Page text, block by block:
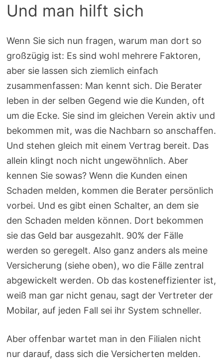
Und man hilft sich
Wenn Sie sich nun fragen, warum man dort so
großzügig ist: Es sind wohl mehrere Faktoren,
aber sie lassen sich ziemlich einfach
zusammenfassen: Man kennt sich. Die Berater
leben in der selben Gegend wie die Kunden, oft
um die Ecke. Sie sind im gleichen Verein aktiv und
bekommen mit, was die Nachbarn so anschaffen.
Und stehen gleich mit einem Vertrag bereit. Das
allein klingt noch nicht ungewöhnlich. Aber
kennen Sie sowas? Wenn die Kunden einen
Schaden melden, kommen die Berater persönlich
vorbei. Und es gibt einen Schalter, an dem sie
den Schaden melden können. Dort bekommen
sie das Geld bar ausgezahlt. 90% der Fälle
werden so geregelt. Also ganz anders als meine
Versicherung (siehe oben), wo die Fälle zentral
abgewickelt werden. Ob das kosteneffizienter ist,
weiß man gar nicht genau, sagt der Vertreter der
Mobilar, auf jeden Fall sei ihr System schneller.
Aber offenbar wartet man in den Filialen nicht
nur darauf, dass sich die Versicherten melden.